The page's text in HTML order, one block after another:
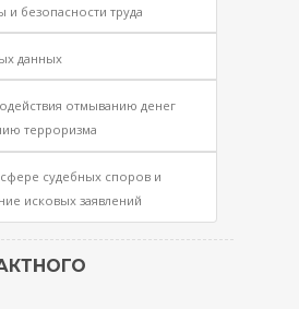
и безопасности труда
данных
отмыванию денег
терроризма
судебных споров и
исковых заявлений